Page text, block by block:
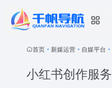
首页 • 新媒运营 • 自媒平台 •
小红书创作服